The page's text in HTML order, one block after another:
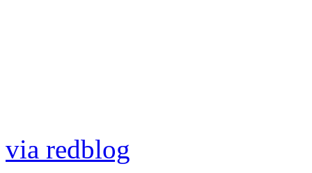
via redblog